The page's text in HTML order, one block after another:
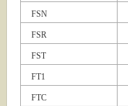
FSN
FSR
FST
FT1
FTC